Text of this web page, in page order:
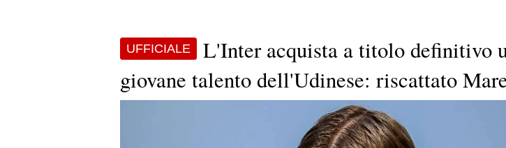
UFFICIALE
L'Inter acquista a titolo definitivo
giovane talento dell'Udinese: riscattato